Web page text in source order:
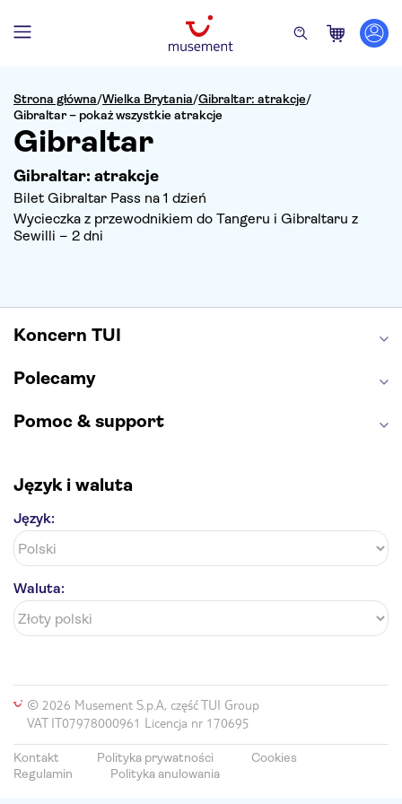
Strona główna/Wielka Brytania/Gibraltar: atrakcje/
Gibraltar – pokaż wszystkie atrakcje
Gibraltar
Gibraltar: atrakcje
Bilet Gibraltar Pass na 1 dzień
Wycieczka z przewodnikiem do Tangeru i Gibraltaru z
Sewilli – 2 dni
Koncern TUI
Polecamy
Pomoc & support
Język i waluta
Język:
Waluta:
© 2026 Musement S.p.A, część TUI Group
VAT IT07978000961 Licencja nr 170695
Kontakt Polityka prywatności
Cookies
Regulamin
Polityka anulowania